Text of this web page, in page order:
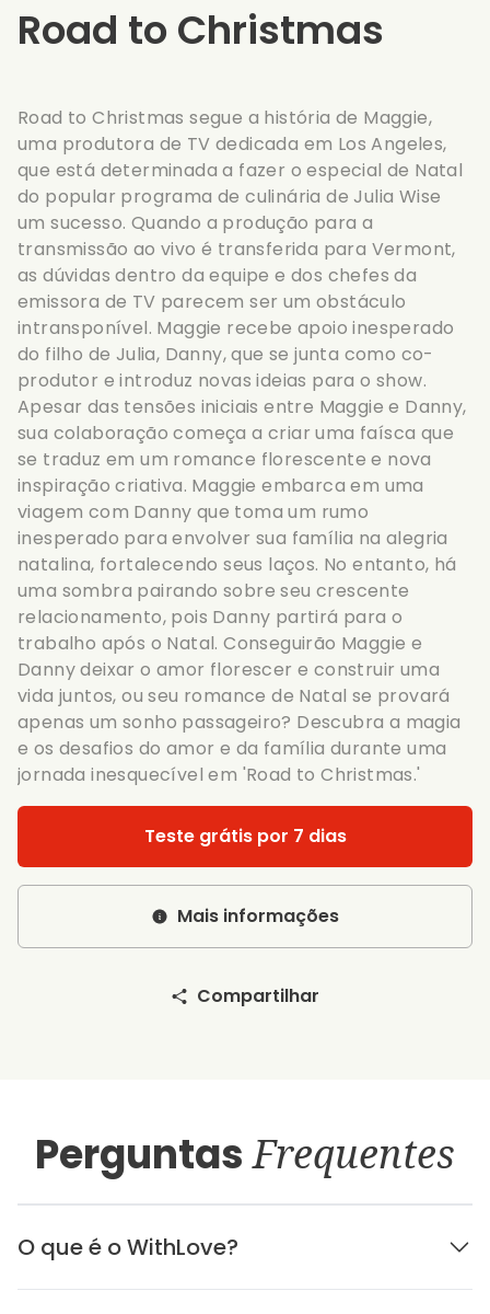
Road to Christmas
Road to Christmas segue a história de Maggie,
uma produtora de TV dedicada em Los Angeles,
que está determinada a fazer o especial de Natal
do popular programa de culinária de Julia Wise
um sucesso. Quando a produção para a
transmissão ao vivo é transferida para Vermont,
as dúvidas dentro da equipe e dos chefes da
emissora de TV parecem ser um obstáculo
intransponível. Maggie recebe apoio inesperado
do filho de Julia, Danny, que se junta como co-
produtor e introduz novas ideias para o show.
Apesar das tensões iniciais entre Maggie e Danny,
sua colaboração começa a criar uma faísca que
se traduz em um romance florescente e nova
inspiração criativa. Maggie embarca em uma
viagem com Danny que toma um rumo
inesperado para envolver sua família na alegria
natalina, fortalecendo seus laços. No entanto, há
uma sombra pairando sobre seu crescente
relacionamento, pois Danny partirá para o
trabalho após o Natal. Conseguirão Maggie e
Danny deixar o amor florescer e construir uma
vida juntos, ou seu romance de Natal se provará
apenas um sonho passageiro? Descubra a magia
e os desafios do amor e da família durante uma
jornada inesquecível em 'Road to Christmas.'
Teste grátis por 7 dias
Mais informações
Compartilhar
PerguntasFrequentes
O que é o WithLove?